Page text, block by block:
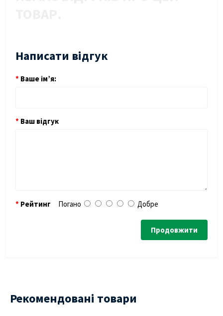
Написати відгук
Ваше ім’я:
Ваш відгук
Рейтинг Погано Добре
Продовжити
Рекомендовані товари